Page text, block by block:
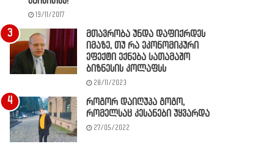
19/11/2017
მთავრობა უნდა დაფიქრდეს
იმაზე, თუ რა ეკონომიკური
ეფექტი ექნება სათამაშო
ბიზნესის კოლაფსს
28/11/2023
როგორ დაიღუპა გოგო,
რომელსაც კესანები უყვარდა
27/05/2022